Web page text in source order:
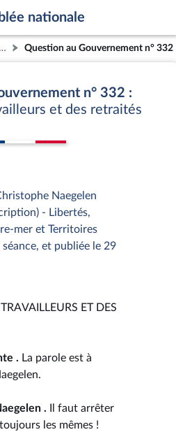
nationale
Question au Gouvernement n° 332
n° 332 :
et des retraités
Naegelen
- Libertés,
mer et Territoires
et publiée le 29
ET DES
. La parole est à
. Il faut arrêter
les mêmes !